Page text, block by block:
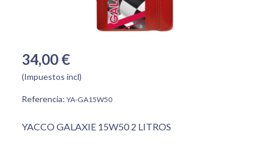
34,00 €
(Impuestos incl)
Referencia: YA-GA15W50
YACCO GALAXIE 15W50 2 LITROS